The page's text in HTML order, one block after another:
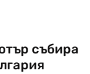
събира